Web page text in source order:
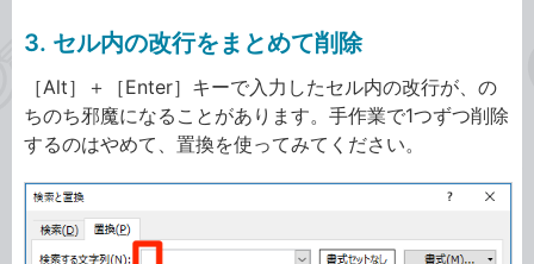
3. セル内の改行をまとめて削除
［Alt］＋［Enter］キーで入力したセル内の改行が、の
ちのち邪魔になることがあります。手作業で1つずつ削除
するのはやめて、置換を使ってみてください。